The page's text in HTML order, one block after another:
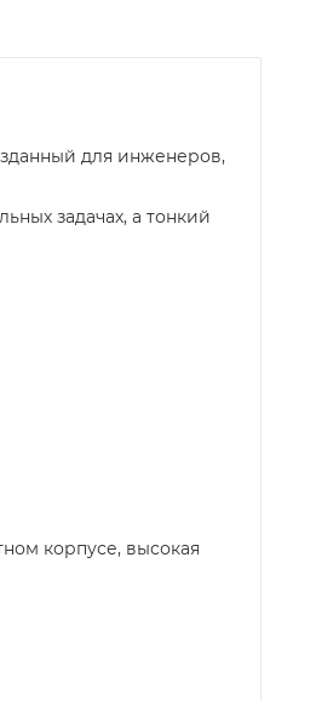
для инженеров,
задачах, а тонкий
корпусе, высокая